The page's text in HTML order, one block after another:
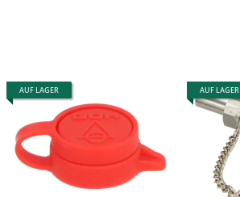
AUF LAGER AUF LAGER